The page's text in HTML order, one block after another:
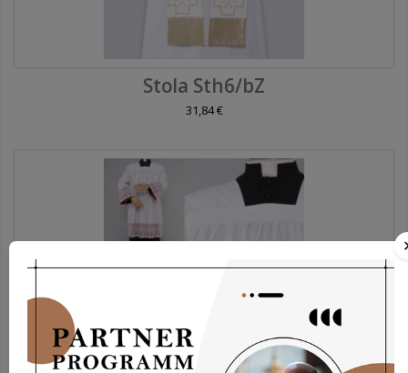
Stola Sth6/bZ
31,84 €